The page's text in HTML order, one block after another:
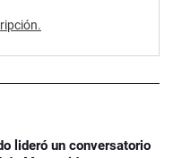
lideró un conversatorio